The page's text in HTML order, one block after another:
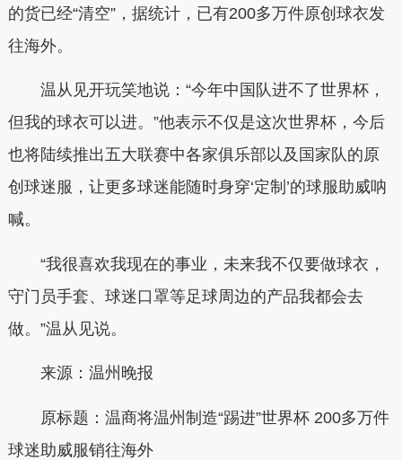
的货已经“清空”，据统计，已有200多万件原创球衣发
往海外。
温从见开玩笑地说：“今年中国队进不了世界杯，
但我的球衣可以进。”他表示不仅是这次世界杯，今后
也将陆续推出五大联赛中各家俱乐部以及国家队的原
创球迷服，让更多球迷能随时身穿‘定制’的球服助威呐
喊。
“我很喜欢我现在的事业，未来我不仅要做球衣，
守门员手套、球迷口罩等足球周边的产品我都会去
做。”温从见说。
来源：温州晚报
原标题：温商将温州制造“踢进”世界杯 200多万件
球迷助威服销往海外